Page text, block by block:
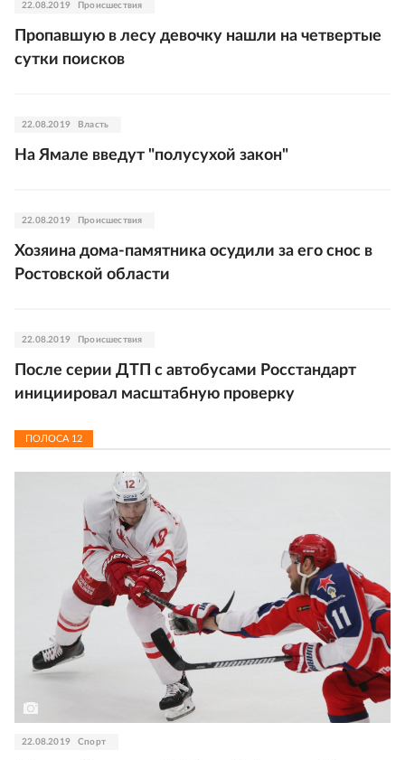
22.08.2019 Происшествия
Пропавшую в лесу девочку нашли на четвертые
сутки поисков
22.08.2019 Власть
На Ямале введут "полусухой закон"
22.08.2019 Происшествия
Хозяина дома-памятника осудили за его снос в
Ростовской области
22.08.2019 Происшествия
После серии ДТП с автобусами Росстандарт
инициировал масштабную проверку
ПОЛОСА 12
22.08.2019 Спорт